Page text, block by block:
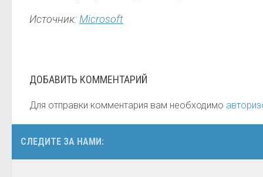
Источник: Microsoft
ДОБАВИТЬ КОММЕНТАРИЙ
Для отправки комментария вам необходимо
СЛЕДИТЕ ЗА НАМИ: